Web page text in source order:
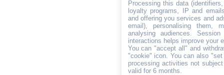
Processing this data
loyalty programs, IP and
and offering you services and
email), personalising them,
analysing audiences.
interactions helps improve your
You can "accept all" and
"cookie" icon. You can also
processing activities not
valid for 6 months.